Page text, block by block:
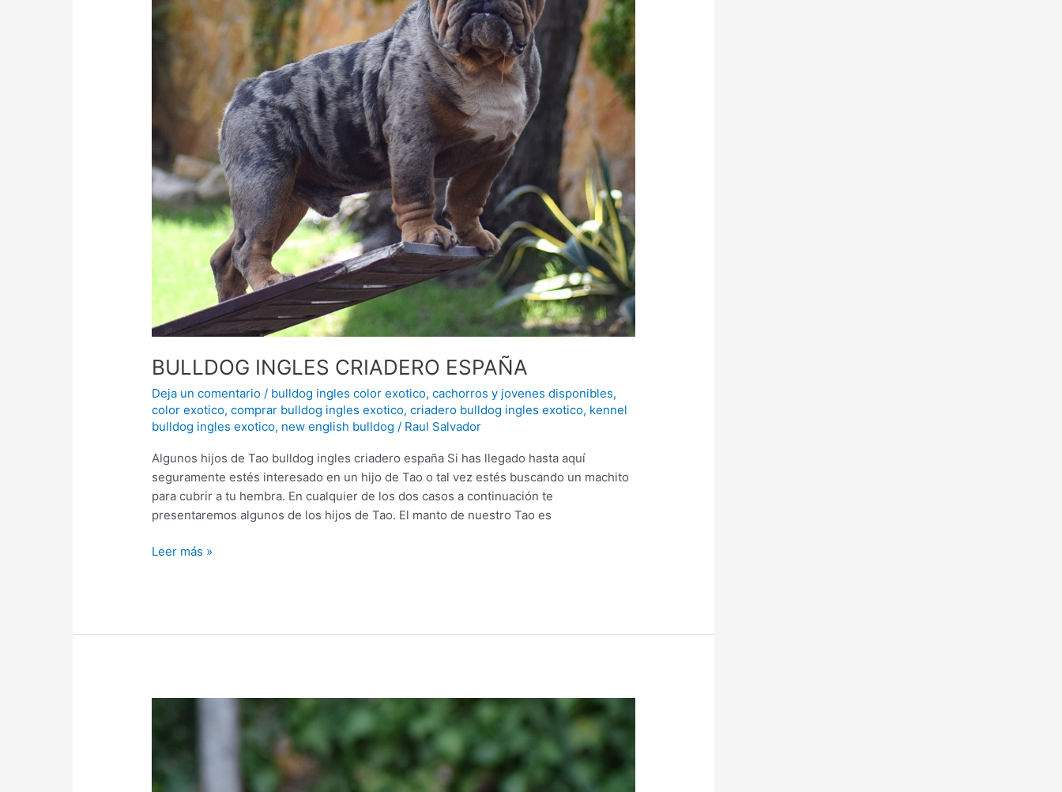
BULLDOG INGLES CRIADERO ESPAÑA
Deja un comentario / bulldog ingles color exotico,cachorros y jovenes disponibles,
color exotico,comprar bulldog ingles exotico,criadero bulldog ingles exotico, kennel
bulldog ingles exotico, new english bulldog / Raul Salvador
Algunos hijos de Tao bulldog ingles criadero españa Si has llegado hasta aquí
seguramente estés interesado en un hijo de Tao o tal vez estés buscando un machito
para cubrir a tu hembra. En cualquier de los dos casos a continuación te
presentaremos algunos de los hijos de Tao. El manto de nuestro Tao es
Leer más »